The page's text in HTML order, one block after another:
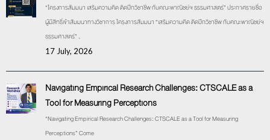
“โครงการสัมมนา เสริมความคิด ติดปีกวิชาชีพ กับคณะพาณิชย์ฯ ธรรมศาสตร์” ประกาศรายชื่อ
ผู้มีสิทธิ์เข้าสัมมนาทางวิชาการ โครงการสัมมนา “เสริมความคิด ติดปีกวิชาชีพ กับคณะพาณิชย์ฯ
ธรรมศาสตร์” .
17 July, 2026
Navigating Empirical Research Challenges: CTSCALE as a
Tool for Measuring Perceptions
“Navigating Empirical Research Challenges: CTSCALE as a Tool for Measuring
Perceptions” Come